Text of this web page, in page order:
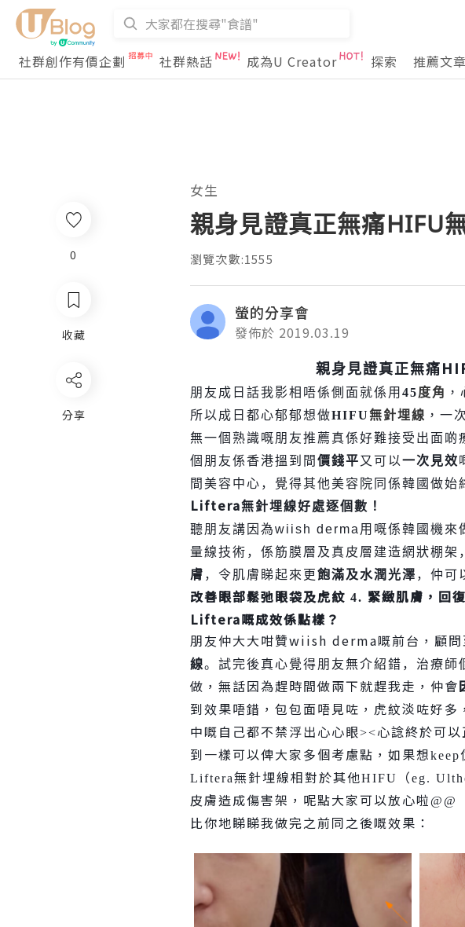
社群創作有價企劃
社群熱話 成為U Creator 探索 推薦文章
女生
親身見證真正無痛HIFU
瀏覽次數:1555
螢的分享會
發佈於 2019.03.19
親身見證真正無痛
朋友成日話我影相唔係側面就係用 45度角 ，
所以成日都心郁郁想做HIFU無針埋線 ，一
無一個熟識嘅朋友推薦真係好難接受出面
個朋友係香港搵到間 價錢平又可以 一次見效
間美容中心，覺得其他美容院同係韓國做始
Liftera無針埋線好處逐個數！
聽朋友講因為wiish derma 用嘅係韓國機來
量線技術，係筋膜層及真皮層建造網狀棚架
膚 ，令肌膚睇起來更 飽滿及水潤光澤 ，仲可
改善眼部鬆弛眼袋及虎紋 4. 緊緻肌膚，回
Liftera嘅成效係點樣？
朋友仲大大咁贊wiish derma嘅前台，顧
線。試完後真心覺得朋友無介紹錯，治療師
做，無話因為趕時間做兩下就趕我走，仲會
到效果唔錯，包包面唔見咗，虎紋淡咗好
中嘅自己都不禁浮出心心眼><心諗終於可
到一樣可以俾大家多個考慮點，如果想keep
Liftera無針埋線相對於其他HIFU （eg.
皮膚造成傷害架，呢點大家可以放心啦 @@
比你地睇睇我做完之前同之後嘅效果：
0
收藏
分享